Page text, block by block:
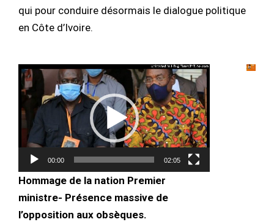
qui pour conduire désormais le dialogue politique
en Côte d’Ivoire.
Lecteur
vidéo
00:00 02:05
Hommage de la nation Premier
ministre- Présence massive de
l’opposition aux obsèques.